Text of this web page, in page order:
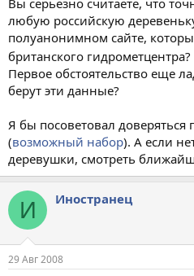
Вы серьезно считаете, что
любую российскую
полуанонимном сайте,
британского гидрометцентра?
Первое обстоятельство еще
берут эти данные?
Я бы посоветовал
(возможный набор). А если
деревушки, смотреть
И Иностранец
29 Авг 2008